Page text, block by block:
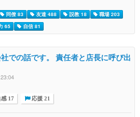
同僚 83 友達 488 説教 18
職場 203
65 自信 81
での話です。 責任者と店長に呼び出
17 応援 21